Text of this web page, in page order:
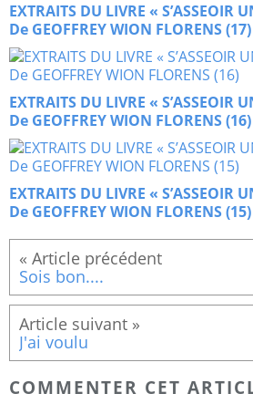
EXTRAITS DU LIVRE « S’ASSEOIR
De GEOFFREY WION FLORENS (17)
EXTRAITS DU LIVRE « S’ASSEOIR
De GEOFFREY WION FLORENS (16)
EXTRAITS DU LIVRE « S’ASSEOIR
De GEOFFREY WION FLORENS (15)
Sois bon....
J'ai voulu
COMMENTER CET